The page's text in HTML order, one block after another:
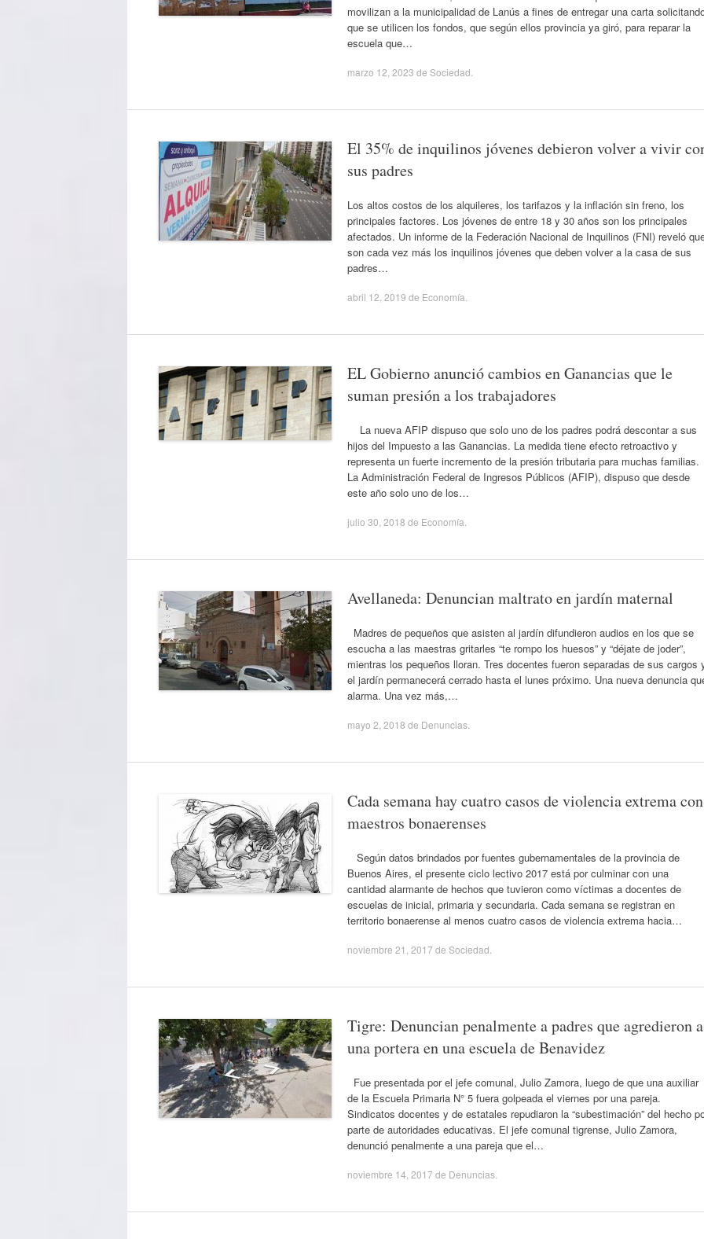
movilizan a la municipalidad de Lanús a fines de entregar una carta
que se utilicen los fondos, que según ellos provincia ya giró, para reparar la
escuela que…
marzo 12, 2023 de Sociedad
El 35% de inquilinos jóvenes debieron volver a vivir
sus padres
Los altos costos de los alquileres, los tarifazos y la inflación sin freno, los
principales factores. Los jóvenes de entre 18 y 30 años son los principales
afectados. Un informe de la Federación Nacional de Inquilinos (FNI) reveló
son cada vez más los inquilinos jóvenes que deben volver a la casa de sus
padres…
abril 12, 2019 de Economía
EL Gobierno anunció cambios en Ganancias que le
suman presión a los trabajadores
La nueva AFIP dispuso que solo uno de los padres podrá descontar a sus
hijos del Impuesto a las Ganancias. La medida tiene efecto retroactivo y
representa un fuerte incremento de la presión tributaria para muchas familias.
La Administración Federal de Ingresos Públicos (AFIP), dispuso que desde
este año solo uno de los…
julio 30, 2018 de Economía
Avellaneda: Denuncian maltrato en jardín maternal
Madres de pequeños que asisten al jardín difundieron audios en los que se
escucha a las maestras gritarles “te rompo los huesos” y “déjate de joder”,
mientras los pequeños lloran. Tres docentes fueron separadas de sus cargos
el jardín permanecerá cerrado hasta el lunes próximo. Una nueva denuncia
alarma. Una vez más,…
mayo 2, 2018 de Denuncias
Cada semana hay cuatro casos de violencia extrema con
maestros bonaerenses
Según datos brindados por fuentes gubernamentales de la provincia de
Buenos Aires, el presente ciclo lectivo 2017 está por culminar con una
cantidad alarmante de hechos que tuvieron como víctimas a docentes de
escuelas de inicial, primaria y secundaria. Cada semana se registran en
territorio bonaerense al menos cuatro casos de violencia extrema hacia…
noviembre 21, 2017 de Sociedad
Tigre: Denuncian penalmente a padres que agredieron a
una portera en una escuela de Benavidez
Fue presentada por el jefe comunal, Julio Zamora, luego de que una auxiliar
de la Escuela Primaria N° 5 fuera golpeada el viernes por una pareja.
Sindicatos docentes y de estatales repudiaron la “subestimación” del hecho
parte de autoridades educativas. El jefe comunal tigrense, Julio Zamora,
denunció penalmente a una pareja que el…
noviembre 14, 2017 de Denuncias